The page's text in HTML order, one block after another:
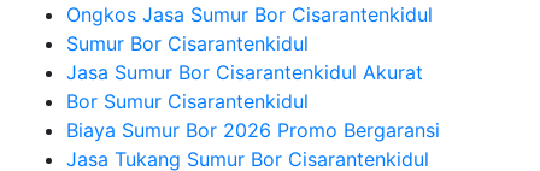
Ongkos Jasa Sumur Bor Cisarantenkidul
Sumur Bor Cisarantenkidul
Jasa Sumur Bor Cisarantenkidul Akurat
Bor Sumur Cisarantenkidul
Biaya Sumur Bor 2026 Promo Bergaransi
Jasa Tukang Sumur Bor Cisarantenkidul